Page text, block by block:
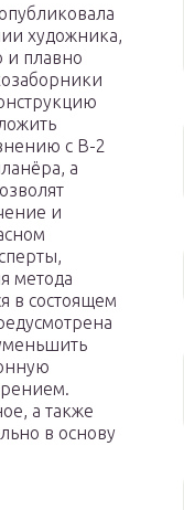
художника,
и плавно
с B-2
а
и
метода
в состоящем
а также
в основу